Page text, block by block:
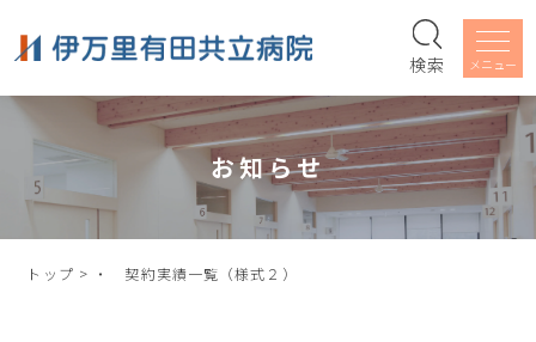
検索
お知らせ
トップ > ・ 契約実績一覧（様式２）